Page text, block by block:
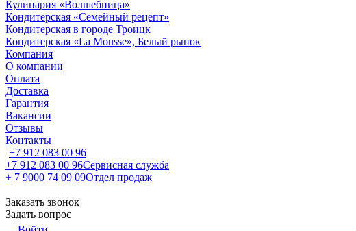
Кулинария «Волшебница»
Кондитерская «Семейный рецепт»
Кондитерская в городе Троицк
Кондитерская «La Mousse», Белый рынок
Компания
О компании
Оплата
Доставка
Гарантия
Вакансии
Отзывы
Контакты
+7 912 083 00 96
+7 912 083 00 96Сервисная служба
+ 7 9000 74 09 09Отдел продаж
Заказать звонок
Задать вопрос